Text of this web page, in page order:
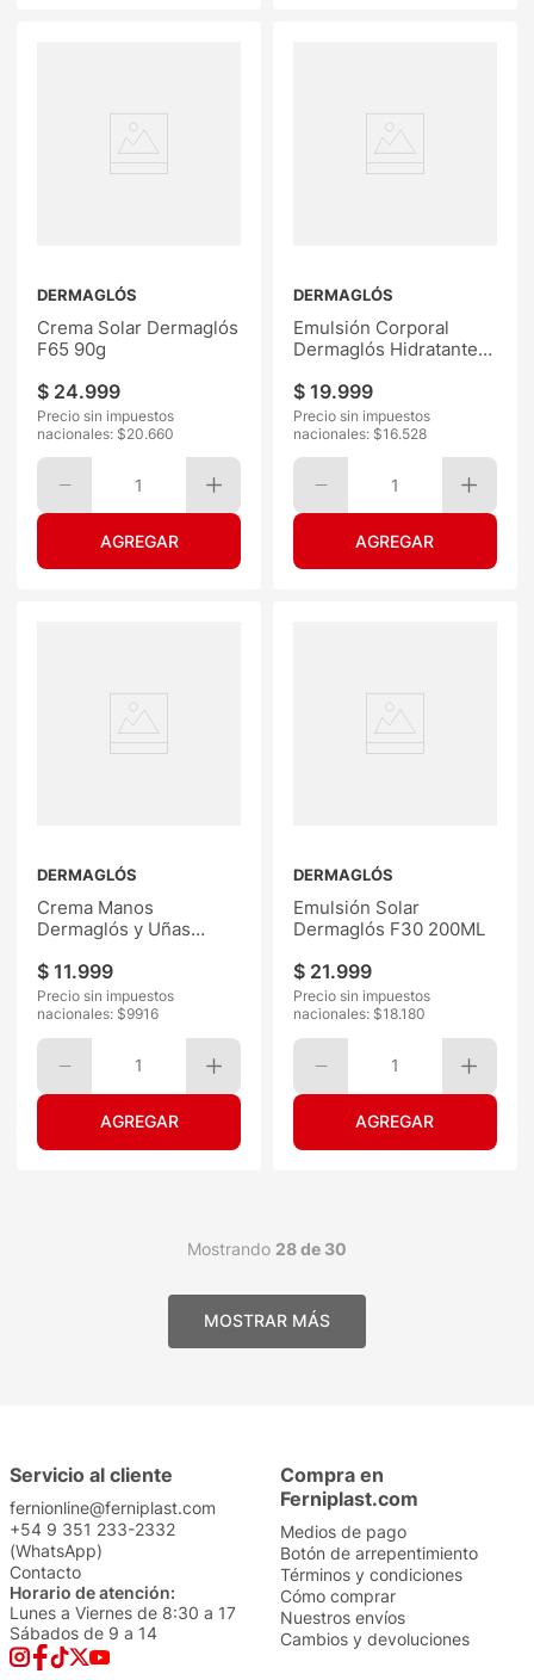
DERMAGLÓS
Crema Solar Dermaglós
F65 90g
$ 24.999
Precio sin impuestos
nacionales: $20.660
1
DERMAGLÓS
Emulsión Corporal
Dermaglós Hidratante
$ 19.999
Precio sin impuestos
nacionales: $16.528
1
DERMAGLÓS
Crema Manos
Dermaglós y Uñas
$ 11.999
Precio sin impuestos
nacionales: $9916
1
DERMAGLÓS
Emulsión Solar
Dermaglós F30 200ML
$ 21.999
Precio sin impuestos
nacionales: $18.180
1
Mostrando 28 de 30
Servicio al cliente
fernionline@ferniplast.com
+54 9 351 233-2332
(WhatsApp)
Contacto
Horario de atención:
Lunes a Viernes de 8:30 a 17
Sábados de 9 a 14
Compra en
Ferniplast.com
Medios de pago
Botón de arrepentimiento
Términos y condiciones
Cómo comprar
Nuestros envíos
Cambios y devoluciones